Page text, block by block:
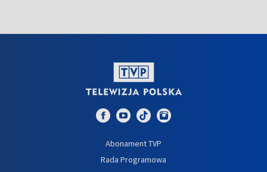
Abonament TVP
Rada Programowa